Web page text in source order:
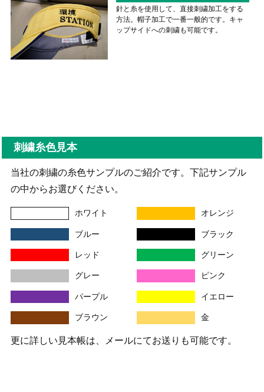
針と糸を使用して、直接刺繍加工をする
方法。帽子加工で一番一般的です。キャ
ップサイドへの刺繍も可能です。
刺繍糸色見本
当社の刺繍の糸色サンプルのご紹介です。下記サンプル
の中からお選びください。
ホワイト オレンジ
ブルー ブラック
レッド グリーン
グレー ピンク
パープル イエロー
ブラウン 金
更に詳しい見本帳は、メールにてお送りも可能です。